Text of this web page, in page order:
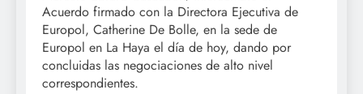
Acuerdo firmado con la Directora Ejecutiva de
Europol, Catherine De Bolle, en la sede de
Europol en La Haya el día de hoy, dando por
concluidas las negociaciones de alto nivel
correspondientes.